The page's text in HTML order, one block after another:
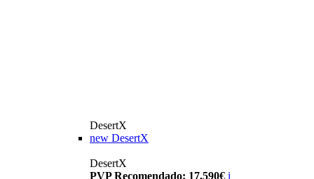
DesertX
new DesertX
DesertX
PVP Recomendado: 17.590€ i